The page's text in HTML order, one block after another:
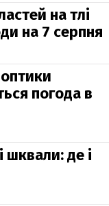
на тлі
на 7 серпня
погода в
шквали: де і